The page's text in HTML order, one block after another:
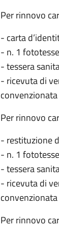
Per rinnovo
- carta
- n. 1
- tessera
- ricevuta di
convenzionata
Per rinnovo
- restituzione
- n. 1
- tessera
- ricevuta di
convenzionata
Per rinnovo